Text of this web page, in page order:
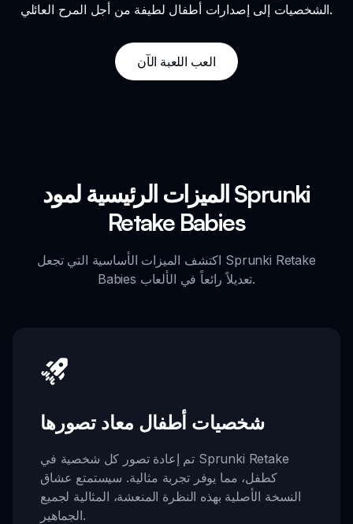
الشخصيات إلى إصدارات أطفال لطيفة من أجل المرح العائلي.
العب اللعبة الآن
الميزات الرئيسية لمود Sprunki
Retake Babies
اكتشف الميزات الأساسية التي تجعل Sprunki Retake
Babies تعديلاً رائعاً في الألعاب.
شخصيات أطفال معاد تصورها
تم إعادة تصور كل شخصية في Sprunki Retake
كطفل، مما يوفر تجربة مثالية. سيستمتع عشاق
النسخة الأصلية بهذه النظرة المنعشة، المثالية لجميع
الجماهير.